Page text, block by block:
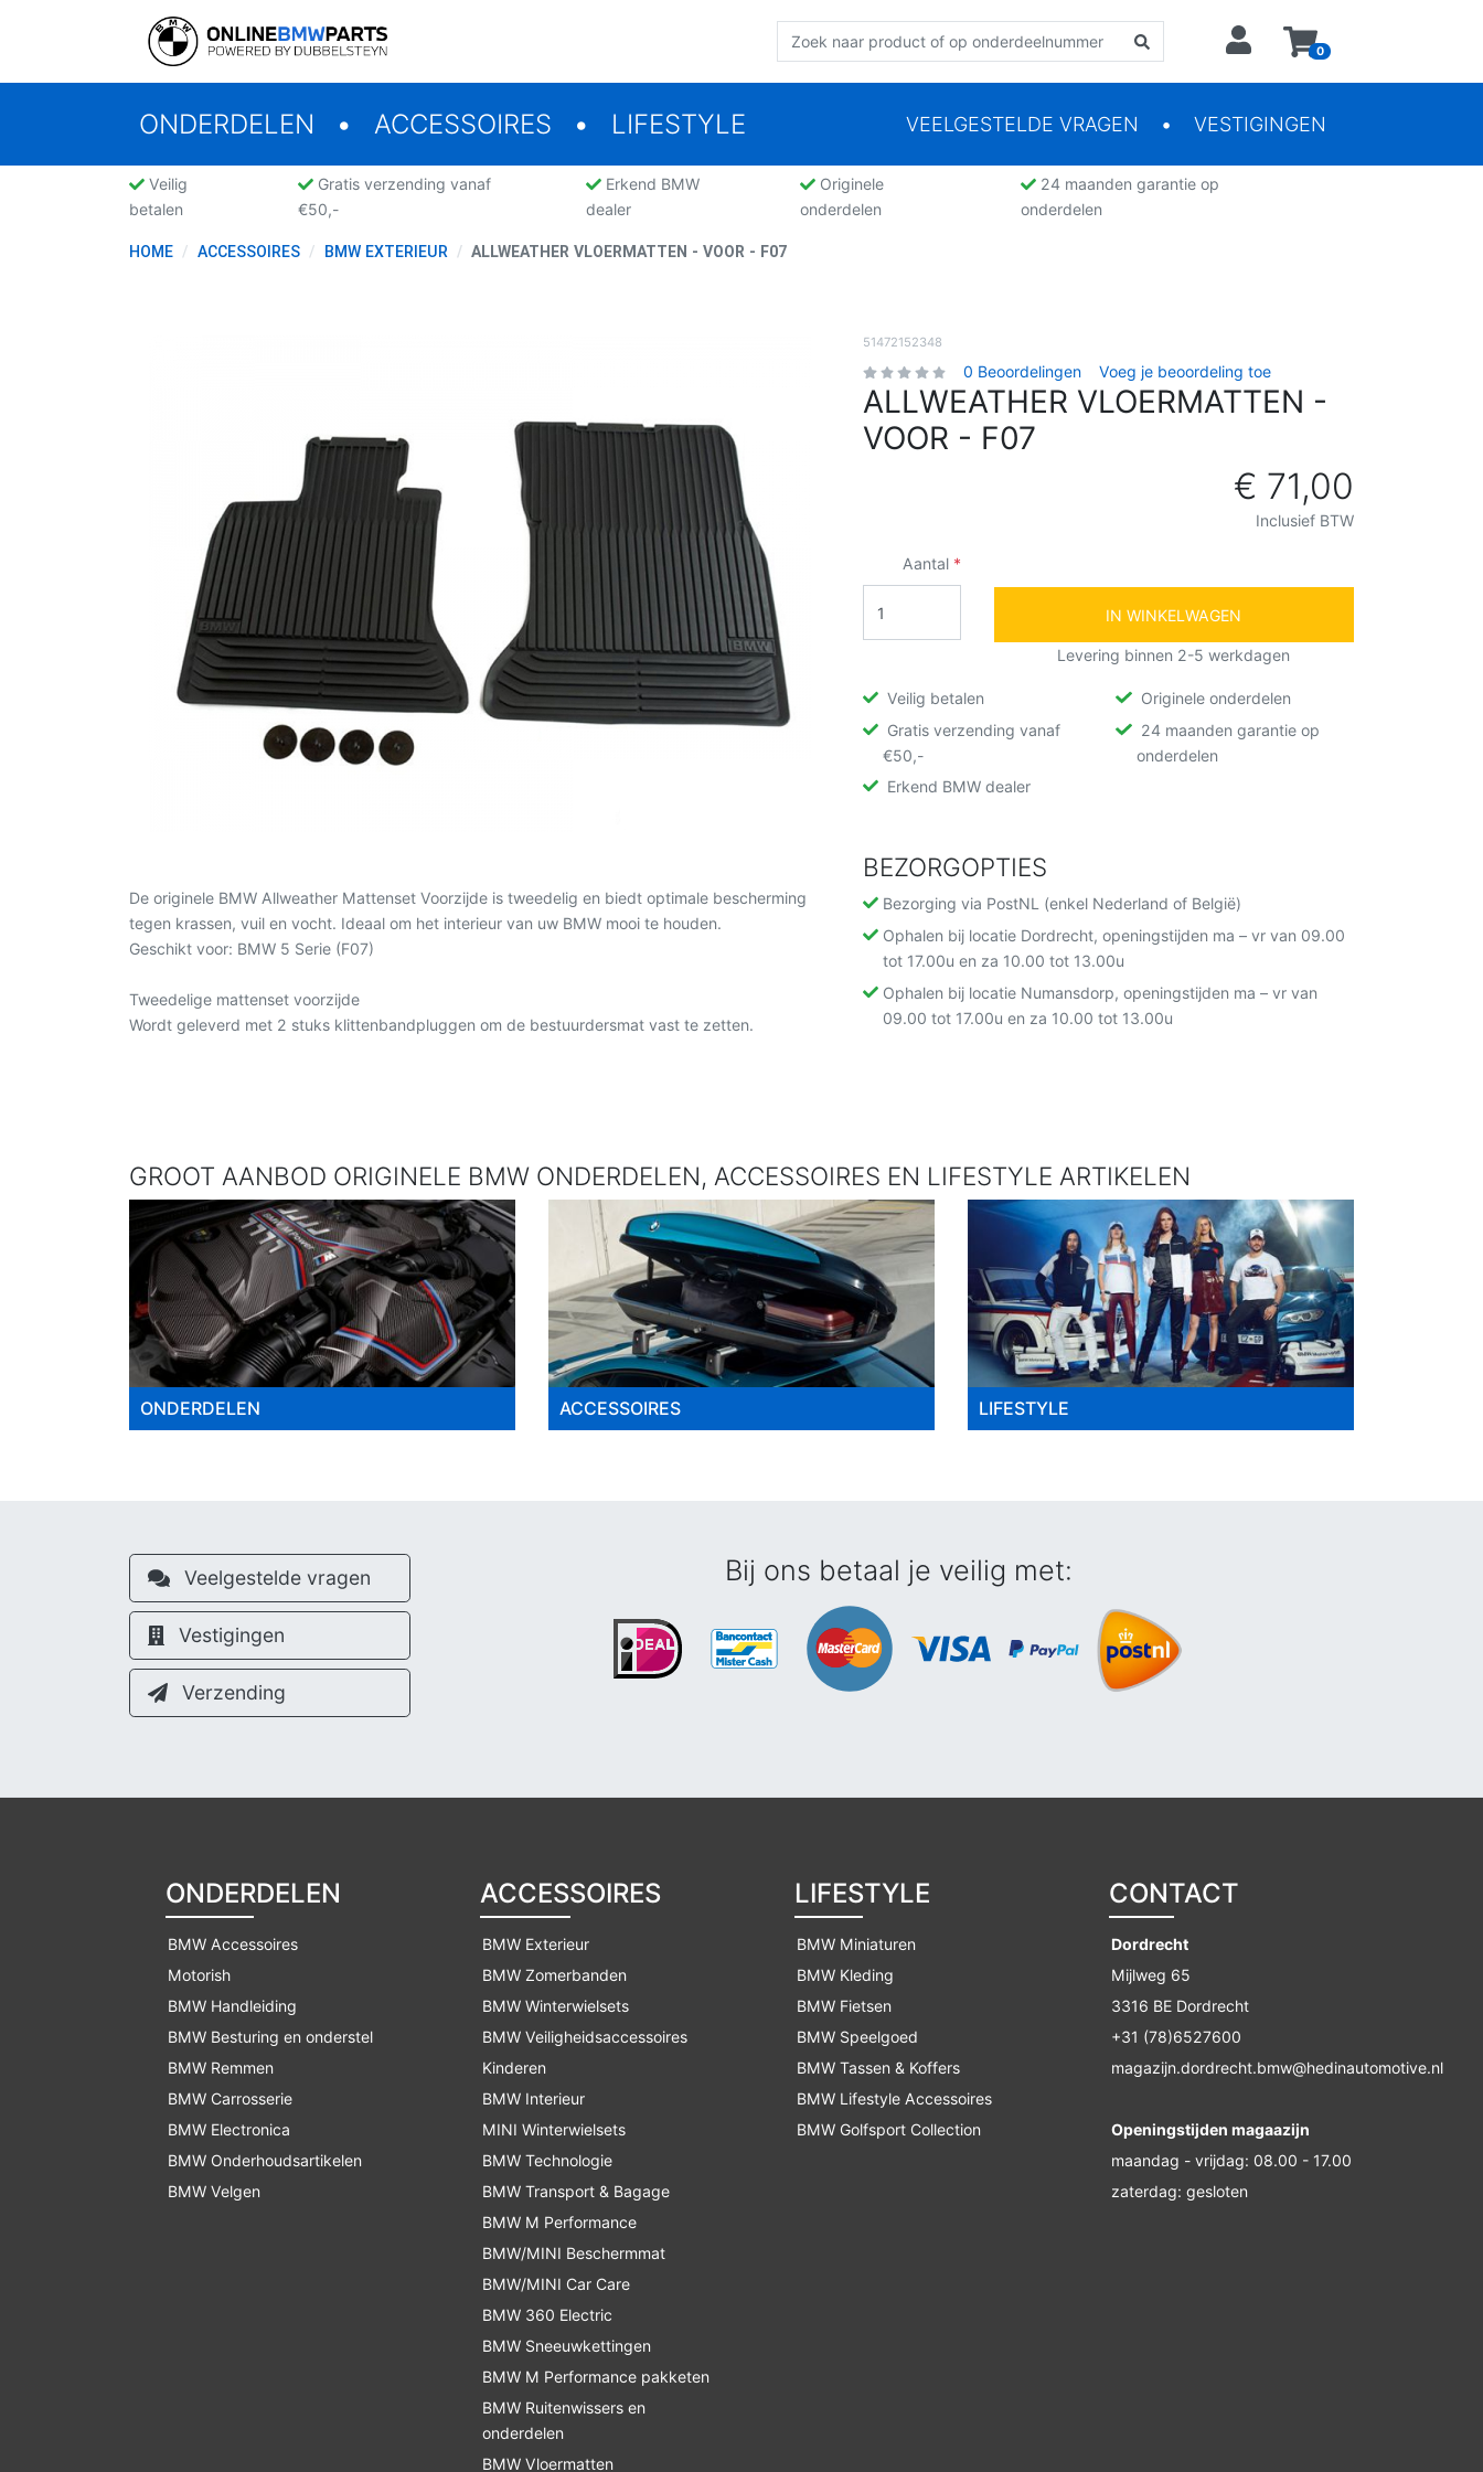
0
ONDERDELEN ACCESSOIRES LIFESTYLE VEELGESTELDE VRAGEN VESTIGINGEN
Veilig
betalen
Gratis verzending vanaf
€50,-
Erkend BMW
dealer
Originele
onderdelen
24 maanden garantie op
onderdelen
HOME ACCESSOIRES BMW EXTERIEUR ALLWEATHER VLOERMATTEN - VOOR - F07
De originele BMW Allweather Mattenset Voorzijde is tweedelig en biedt optimale bescherming
tegen krassen, vuil en vocht. Ideaal om het interieur van uw BMW mooi te houden.
Geschikt voor: BMW 5 Serie (F07)
Tweedelige mattenset voorzijde
Wordt geleverd met 2 stuks klittenbandpluggen om de bestuurdersmat vast te zetten.
51472152348
0 Beoordelingen Voeg je beoordeling toe
ALLWEATHER VLOERMATTEN -
VOOR - F07
€ 71,00
Inclusief BTW
Aantal
IN WINKELWAGEN
Levering binnen 2-5 werkdagen
Veilig betalen
Gratis verzending vanaf
€50,-
Erkend BMW dealer
Originele onderdelen
24 maanden garantie op
onderdelen
BEZORGOPTIES
Bezorging via PostNL (enkel Nederland of België)
Ophalen bij locatie Dordrecht, openingstijden ma – vr van 09.00
tot 17.00u en za 10.00 tot 13.00u
Ophalen bij locatie Numansdorp, openingstijden ma – vr van
09.00 tot 17.00u en za 10.00 tot 13.00u
GROOT AANBOD ORIGINELE BMW ONDERDELEN, ACCESSOIRES EN LIFESTYLE ARTIKELEN
ONDERDELEN ACCESSOIRES LIFESTYLE
Veelgestelde vragen
Vestigingen
Verzending
Bij ons betaal je veilig met:
ONDERDELEN
BMW Accessoires
Motorish
BMW Handleiding
BMW Besturing en onderstel
BMW Remmen
BMW Carrosserie
BMW Electronica
BMW Onderhoudsartikelen
BMW Velgen
ACCESSOIRES
BMW Exterieur
BMW Zomerbanden
BMW Winterwielsets
BMW Veiligheidsaccessoires
Kinderen
BMW Interieur
MINI Winterwielsets
BMW Technologie
BMW Transport & Bagage
BMW M Performance
BMW/MINI Beschermmat
BMW/MINI Car Care
BMW 360 Electric
BMW Sneeuwkettingen
BMW M Performance pakketen
BMW Ruitenwissers en
onderdelen
BMW Vloermatten
LIFESTYLE
BMW Miniaturen
BMW Kleding
BMW Fietsen
BMW Speelgoed
BMW Tassen & Koffers
BMW Lifestyle Accessoires
BMW Golfsport Collection
CONTACT
Dordrecht
Mijlweg 65
3316 BE Dordrecht
+31 (78)6527600
magazijn.dordrecht.bmw@hedinautomotive.nl
Openingstijden magaazijn
maandag - vrijdag: 08.00 - 17.00
zaterdag: gesloten